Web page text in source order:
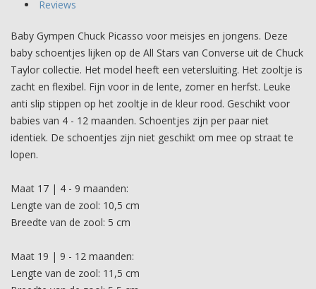
Reviews
Baby Gympen Chuck Picasso voor meisjes en jongens. Deze
baby schoentjes lijken op de All Stars van Converse uit de Chuck
Taylor collectie. Het model heeft een vetersluiting. Het zooltje is
zacht en flexibel. Fijn voor in de lente, zomer en herfst. Leuke
anti slip stippen op het zooltje in de kleur rood. Geschikt voor
babies van 4 - 12 maanden. Schoentjes zijn per paar niet
identiek. De schoentjes zijn niet geschikt om mee op straat te
lopen.
Maat 17 | 4 - 9 maanden:
Lengte van de zool: 10,5 cm
Breedte van de zool: 5 cm
Maat 19 | 9 - 12 maanden:
Lengte van de zool: 11,5 cm